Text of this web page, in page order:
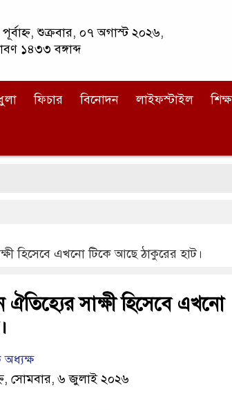
শুক্রবার, ০৭ অগাস্ট ২০২৬,
১৪৩৩ বঙ্গাব্দ
ফিচার বিনোদন লাইফস্টাইল
হিসেবে এখনো টিকে আছে ঠাকুরের হাট।
ঐতিহ্যের সাক্ষী হিসেবে এখনো
সোমবার, ৬ জুলাই ২০২৬